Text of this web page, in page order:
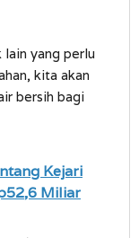
lain yang perlu
kita akan
bersih bagi
Kejari
Miliar